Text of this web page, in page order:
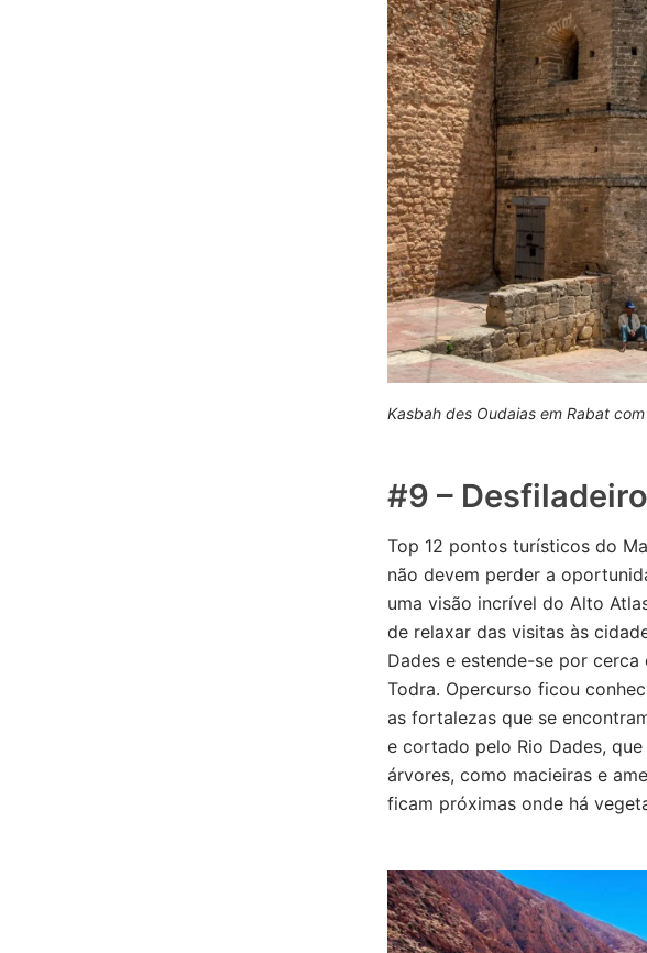
Kasbah des Oudaias em Rabat
#9 –
Top 12 pontos turísticos do
não devem perder a
uma visão incrível do Alto
de relaxar das visitas às
Dades e estende-se por
Todra. Opercurso ficou
as fortalezas que se
e cortado pelo Rio Dades,
árvores, como macieiras e
ficam próximas onde há